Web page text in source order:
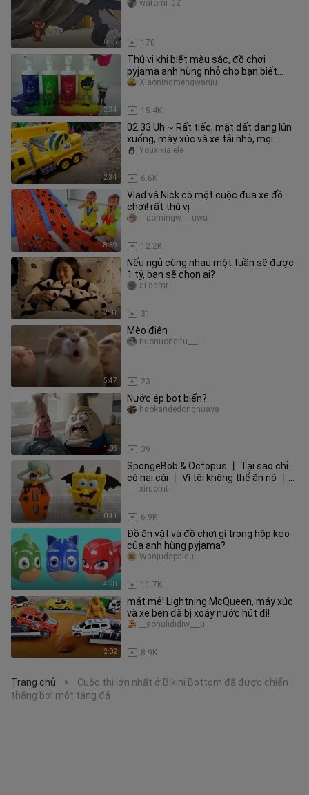
6:55 170
watomi_02
2:34
Thú vị khi biết màu sắc, đồ chơi
pyjama anh hùng nhỏ cho bạn biết
màu sắc
15.4K
Xiaoningmengwanju
2:34
02:33 Uh ~ Rất tiếc, mặt đất đang lún
xuống, máy xúc và xe tải nhỏ, mọi
người cẩn thận
6.6K
Youxixialele
8:59
Vlad và Nick có một cuộc đua xe đồ
chơi! rất thú vị
12.2K
__aomingw___uwu
2:01
Nếu ngủ cùng nhau một tuần sẽ được
1 tỷ, bạn sẽ chọn ai?
31
ai-asmr
5:47
Mèo điên
23
nuonuonaitu___i
1:05
Nước ép bọt biển?
39
haokandedonghuaya
0:41
SpongeBob & Octopus 丨 Tại sao chỉ
có hai cái 丨 Vì tôi không thể ăn nó 丨
Đồ chơi Halloween của KFC
6.9K
xiruomt
4:28
Đồ ăn vặt và đồ chơi gì trong hộp kẹo
của anh hùng pyjama?
11.7K
Wanjudapaidui
2:02
mát mẻ! Lightning McQueen, máy xúc
và xe ben đã bị xoáy nước hút đi!
8.9K
__aohulididiw___u
Trang chủ >
Cuộc thi lớn nhất ở Bikini Bottom đã được chiến
thắng bởi một tảng đá